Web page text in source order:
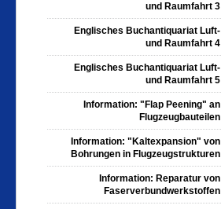
und Raumfahrt 3
Englisches Buchantiquariat Luft-
und Raumfahrt 4
Englisches Buchantiquariat Luft-
und Raumfahrt 5
Information: "Flap Peening" an
Flugzeugbauteilen
Information: "Kaltexpansion" von
Bohrungen in Flugzeugstrukturen
Information: Reparatur von
Faserverbundwerkstoffen